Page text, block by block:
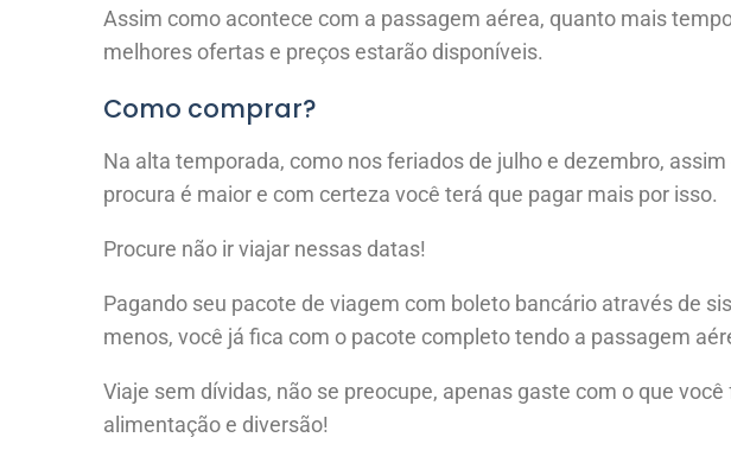
Assim como acontece com a passagem aérea, quanto mais
melhores ofertas e preços estarão disponíveis.
Como comprar?
Na alta temporada, como nos feriados de julho e dezembro,
procura é maior e com certeza você terá que pagar mais por isso.
Procure não ir viajar nessas datas!
Pagando seu pacote de viagem com boleto bancário através de
menos, você já fica com o pacote completo tendo a passagem
Viaje sem dívidas, não se preocupe, apenas gaste com o que
alimentação e diversão!